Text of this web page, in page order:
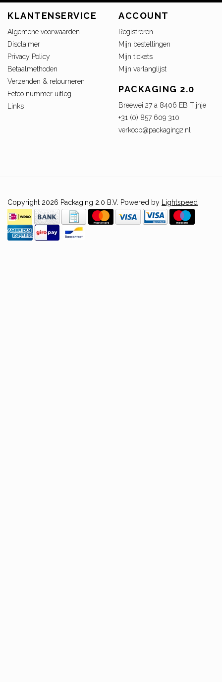
KLANTENSERVICE
Algemene voorwaarden
Disclaimer
Privacy Policy
Betaalmethoden
Verzenden & retourneren
Fefco nummer uitleg
Links
ACCOUNT
Registreren
Mijn bestellingen
Mijn tickets
Mijn verlanglijst
PACKAGING 2.0
Breewei 27 a 8406 EB Tijnje
+31 (0) 857 609 310
verkoop@packaging2.nl
Copyright 2026 Packaging 2.0 B.V. Powered by Lightspeed